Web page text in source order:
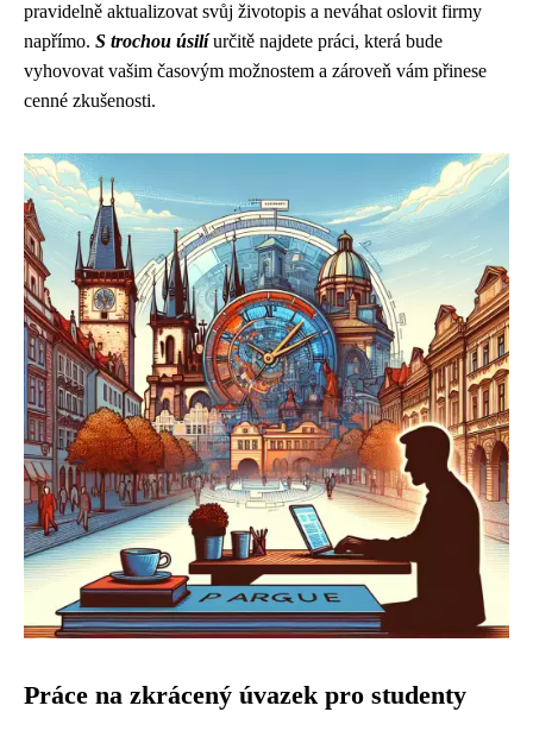
pravidelně aktualizovat svůj životopis a neváhat oslovit firmy
napřímo. S trochou úsilíurčitě najdete práci, která bude
vyhovovat vašim časovým možnostem a zároveň vám přinese
cenné zkušenosti.
Práce na zkrácený úvazek pro studenty